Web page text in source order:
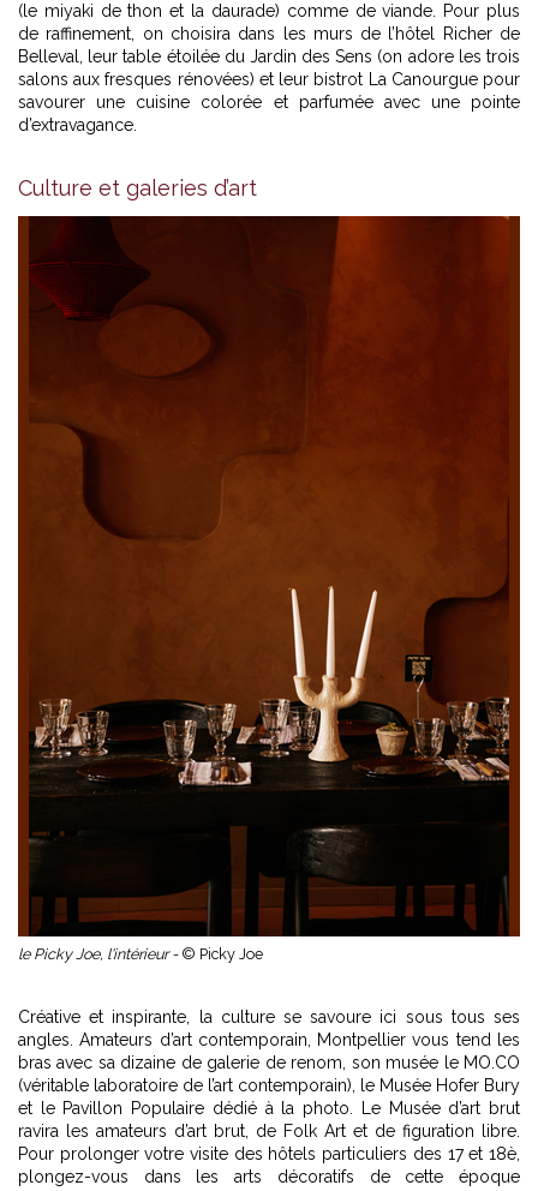
(le miyaki de thon et la daurade) comme de viande. Pour plus
de raffinement, on choisira dans les murs de l’hôtel Richer de
Belleval, leur table étoilée du Jardin des Sens (on adore les trois
salons aux fresques rénovées) et leur bistrot La Canourgue pour
savourer une cuisine colorée et parfumée avec une pointe
d’extravagance.
Culture et galeries d’art
le Picky Joe, l'intérieur - © Picky Joe
Créative et inspirante, la culture se savoure ici sous tous ses
angles. Amateurs d’art contemporain, Montpellier vous tend les
bras avec sa dizaine de galerie de renom, son musée le MO.CO
(véritable laboratoire de l’art contemporain), le Musée Hofer Bury
et le Pavillon Populaire dédié à la photo. Le Musée d’art brut
ravira les amateurs d’art brut, de Folk Art et de figuration libre.
Pour prolonger votre visite des hôtels particuliers des 17 et 18è,
plongez-vous dans les arts décoratifs de cette époque